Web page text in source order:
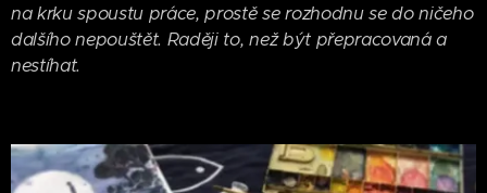
na krku spoustu práce, prostě se rozhodnu se do ničeho
dalšího nepouštět. Raději to, než být přepracovaná a
nestíhat.